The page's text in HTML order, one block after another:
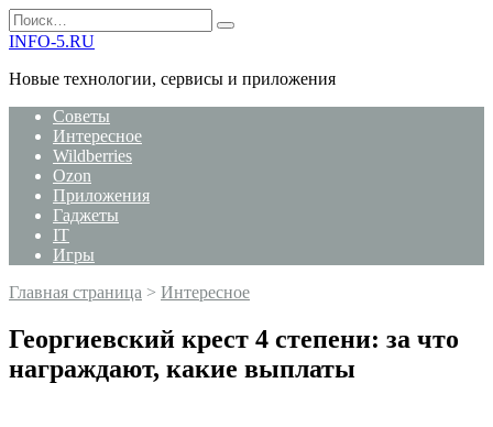
Перейти
к
Search
for:
INFO-5.RU
Новые технологии, сервисы и приложения
Советы
Интересное
Wildberries
Ozon
Приложения
Гаджеты
IT
Игры
Главная страница > Интересное
Георгиевский крест 4 степени: за что
награждают, какие выплаты